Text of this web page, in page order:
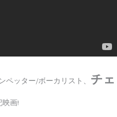
ペッター/ボーカリスト、 チェ
映画!